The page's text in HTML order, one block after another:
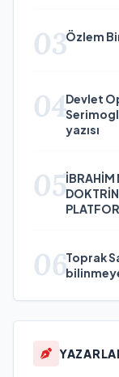
03Özlem
04Devlet
yazısı
05İBRAHİM
06Toprak